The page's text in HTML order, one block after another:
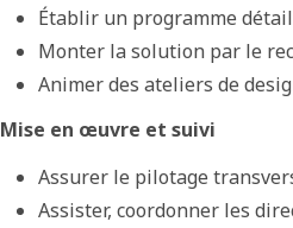
Établir un programme
Monter la solution par le
Animer des ateliers de
Mise en œuvre et suivi
Assurer le pilotage
Assister, coordonner les